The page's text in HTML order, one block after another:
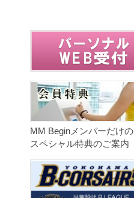
MM Beginメンバーだけの
スペシャル特典のご案内